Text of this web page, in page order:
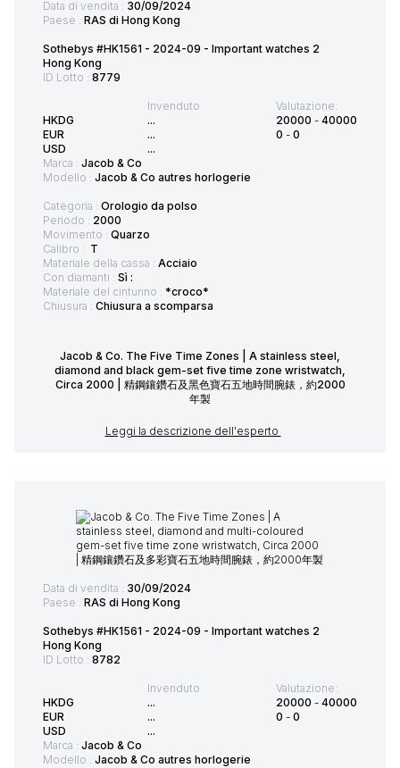
Data di vendita : 30/09/2024
Paese : RAS di Hong Kong
Sothebys #HK1561 - 2024-09 - Important watches 2
Hong Kong
ID Lotto : 8779
HKDG
EUR
USD
Invenduto
...
...
...
Valutazione:
20000 - 40000
0 - 0
Marca : Jacob & Co
Modello : Jacob & Co autres horlogerie
Categoria : Orologio da polso
Periodo : 2000
Movimento : Quarzo
Calibro : T
Materiale della cassa : Acciaio
Con diamanti : Sì :
Materiale del cinturino : *croco*
Chiusura : Chiusura a scomparsa
Jacob & Co. The Five Time Zones | A stainless steel,
diamond and black gem-set five time zone wristwatch,
Circa 2000 | 精鋼鑲鑽石及黑色寶石五地時間腕錶，約2000
年製
Leggi la descrizione dell'esperto
Data di vendita : 30/09/2024
Paese : RAS di Hong Kong
Sothebys #HK1561 - 2024-09 - Important watches 2
Hong Kong
ID Lotto : 8782
HKDG
EUR
USD
Invenduto
...
...
...
Valutazione:
20000 - 40000
0 - 0
Marca : Jacob & Co
Modello : Jacob & Co autres horlogerie